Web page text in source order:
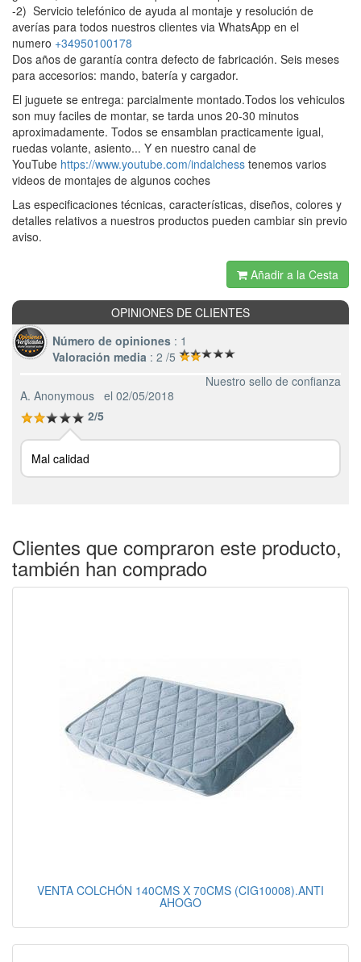
-2) Servicio telefónico de ayuda al montaje y resolución de
averías para todos nuestros clientes via WhatsApp en el
numero +34950100178
Dos años de garantía contra defecto de fabricación. Seis meses
para accesorios: mando, batería y cargador.
El juguete se entrega: parcialmente montado.Todos los vehiculos
son muy faciles de montar, se tarda unos 20-30 minutos
aproximadamente. Todos se ensamblan practicamente igual,
ruedas volante, asiento... Y en nuestro canal de
YouTube https://www.youtube.com/indalchess tenemos varios
videos de montajes de algunos coches
Las especificaciones técnicas, características, diseños, colores y
detalles relativos a nuestros productos pueden cambiar sin previo
aviso.
Añadir a la Cesta
OPINIONES DE CLIENTES
Número de opiniones : 1
Valoración media : 2 /5
Nuestro sello de confianza
A. Anonymous el 02/05/2018
2/5
Mal calidad
Clientes que compraron este producto,
también han comprado
VENTA COLCHÓN 140CMS X 70CMS (CIG10008).ANTI
AHOGO